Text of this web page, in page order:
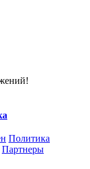
Политика
Партнеры